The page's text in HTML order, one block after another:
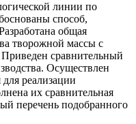
линии по
способ,
общая
творожной массы с
сравнительный
Осуществлен
реализации
их сравнительная
перечень подобранного